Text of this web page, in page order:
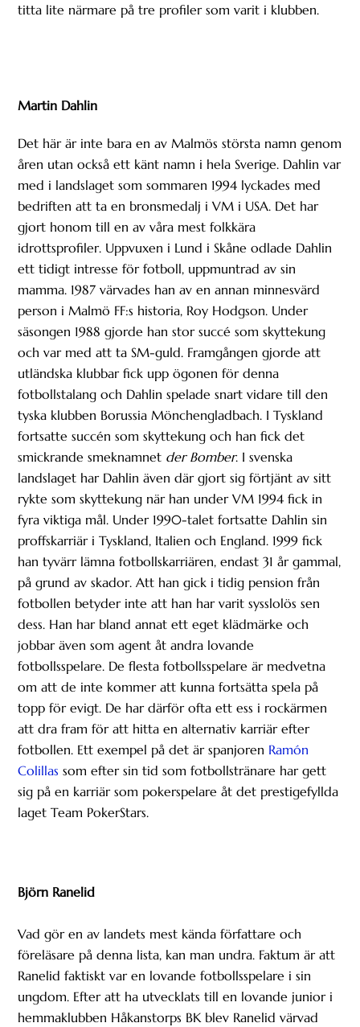
titta lite närmare på tre profiler som varit i klubben.
Martin Dahlin
Det här är inte bara en av Malmös största namn genom
åren utan också ett känt namn i hela Sverige. Dahlin var
med i landslaget som sommaren 1994 lyckades med
bedriften att ta en bronsmedalj i VM i USA. Det har
gjort honom till en av våra mest folkkära
idrottsprofiler. Uppvuxen i Lund i Skåne odlade Dahlin
ett tidigt intresse för fotboll, uppmuntrad av sin
mamma. 1987 värvades han av en annan minnesvärd
person i Malmö FF:s historia, Roy Hodgson. Under
säsongen 1988 gjorde han stor succé som skyttekung
och var med att ta SM-guld. Framgången gjorde att
utländska klubbar fick upp ögonen för denna
fotbollstalang och Dahlin spelade snart vidare till den
tyska klubben Borussia Mönchengladbach. I Tyskland
fortsatte succén som skyttekung och han fick det
smickrande smeknamnet der Bomber. I svenska
landslaget har Dahlin även där gjort sig förtjänt av sitt
rykte som skyttekung när han under VM 1994 fick in
fyra viktiga mål. Under 1990-talet fortsatte Dahlin sin
proffskarriär i Tyskland, Italien och England. 1999 fick
han tyvärr lämna fotbollskarriären, endast 31 år gammal,
på grund av skador. Att han gick i tidig pension från
fotbollen betyder inte att han har varit sysslolös sen
dess. Han har bland annat ett eget klädmärke och
jobbar även som agent åt andra lovande
fotbollsspelare. De flesta fotbollsspelare är medvetna
om att de inte kommer att kunna fortsätta spela på
topp för evigt. De har därför ofta ett ess i rockärmen
att dra fram för att hitta en alternativ karriär efter
fotbollen. Ett exempel på det är spanjoren Ramón
Colillas som efter sin tid som fotbollstränare har gett
sig på en karriär som pokerspelare åt det prestigefyllda
laget Team PokerStars.
Björn Ranelid
Vad gör en av landets mest kända författare och
föreläsare på denna lista, kan man undra. Faktum är att
Ranelid faktiskt var en lovande fotbollsspelare i sin
ungdom. Efter att ha utvecklats till en lovande junior i
hemmaklubben Håkanstorps BK blev Ranelid värvad